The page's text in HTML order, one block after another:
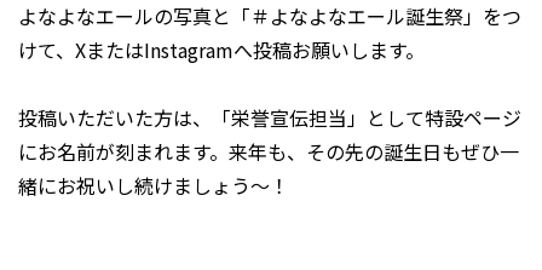
よなよなエールの写真と「＃よなよなエール誕生祭」をつ
けて、XまたはInstagramへ投稿お願いします。
投稿いただいた方は、「栄誉宣伝担当」として特設ページ
にお名前が刻まれます。来年も、その先の誕生日もぜひ一
緒にお祝いし続けましょう～！